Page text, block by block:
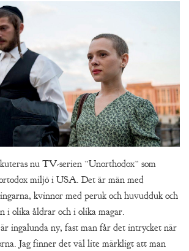
nu TV-serien ”Unorthodox” som
miljö i USA. Det är män med
kvinnor med peruk och huvudduk och
i olika åldrar och i olika magar.
ingalunda ny, fast man får det intrycket när
Jag finner det väl lite märkligt att man